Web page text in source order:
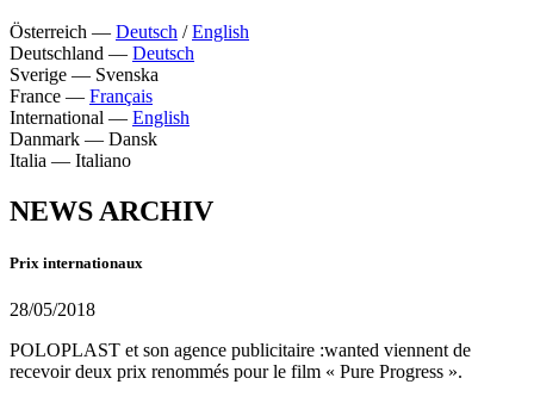
Österreich — Deutsch /English
Deutschland — Deutsch
Sverige — Svenska
France — Français
International — English
Danmark — Dansk
Italia — Italiano
NEWS ARCHIV
Prix internationaux
28/05/2018
POLOPLAST et son agence publicitaire :wanted viennent de
recevoir deux prix renommés pour le film « Pure Progress ».